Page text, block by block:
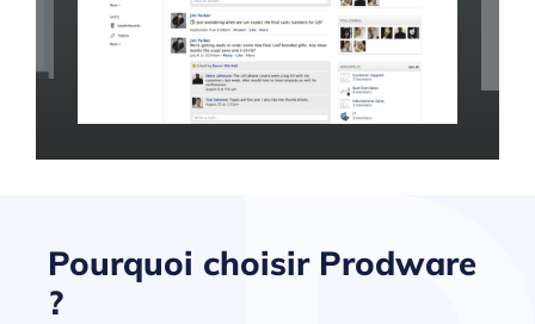
Pourquoi choisir Prodware
?